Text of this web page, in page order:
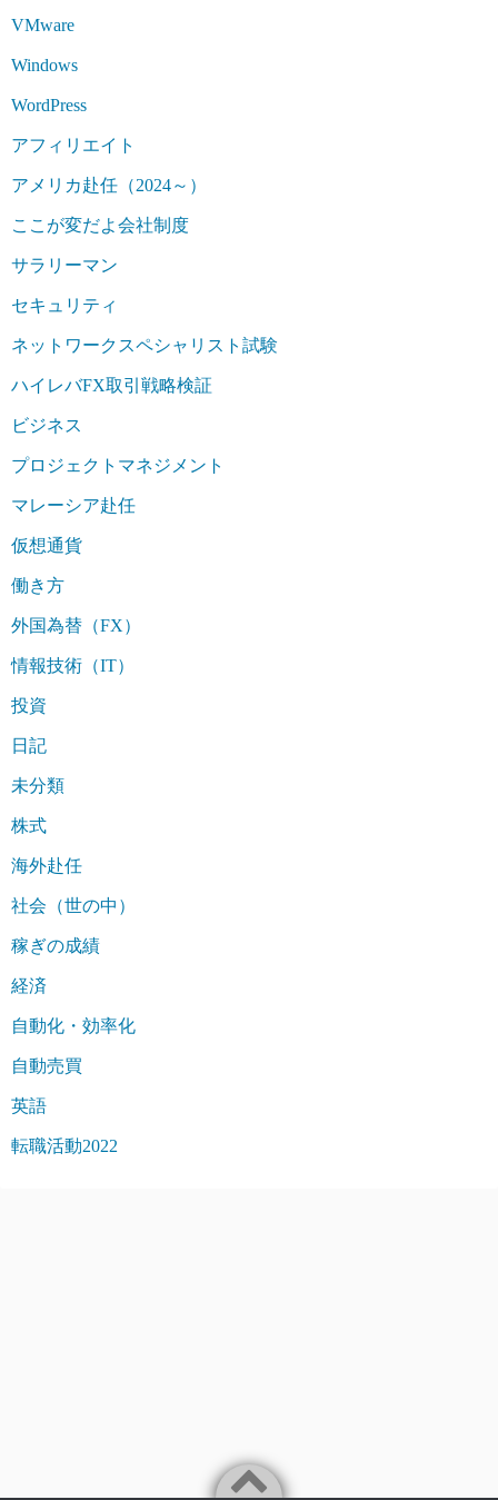
VMware
Windows
WordPress
アフィリエイト
アメリカ赴任（2024～）
ここが変だよ会社制度
サラリーマン
セキュリティ
ネットワークスペシャリスト試験
ハイレバFX取引戦略検証
ビジネス
プロジェクトマネジメント
マレーシア赴任
仮想通貨
働き方
外国為替（FX）
情報技術（IT）
投資
日記
未分類
株式
海外赴任
社会（世の中）
稼ぎの成績
経済
自動化・効率化
自動売買
英語
転職活動2022